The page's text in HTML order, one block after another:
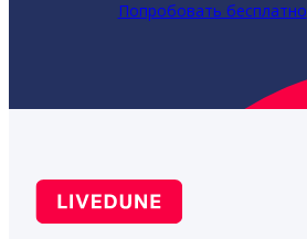
Попробовать бесплатно